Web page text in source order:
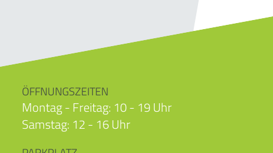
ÖFFNUNGSZEITEN
Montag - Freitag: 10 - 19 Uhr
Samstag: 12 - 16 Uhr